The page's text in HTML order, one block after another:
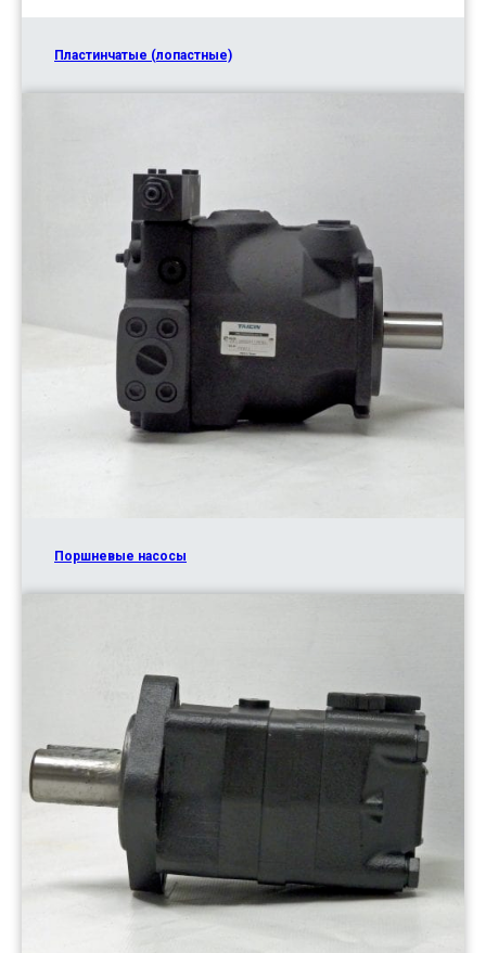
Пластинчатые (лопастные)
Поршневые насосы